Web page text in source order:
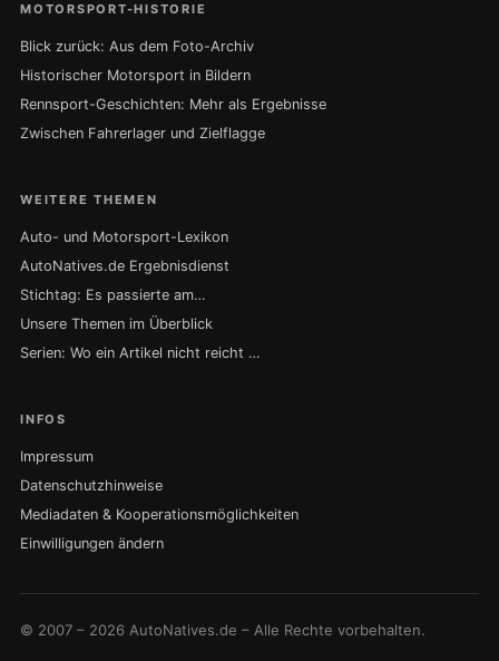
MOTORSPORT-HISTORIE
Blick zurück: Aus dem Foto-Archiv
Historischer Motorsport in Bildern
Rennsport-Geschichten: Mehr als Ergebnisse
Zwischen Fahrerlager und Zielflagge
WEITERE THEMEN
Auto- und Motorsport-Lexikon
AutoNatives.de Ergebnisdienst
Stichtag: Es passierte am…
Unsere Themen im Überblick
Serien: Wo ein Artikel nicht reicht …
INFOS
Impressum
Datenschutzhinweise
Mediadaten & Kooperationsmöglichkeiten
Einwilligungen ändern
© 2007 – 2026 AutoNatives.de – Alle Rechte vorbehalten.